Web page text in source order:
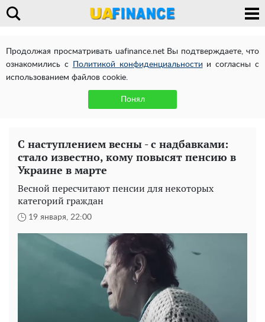
Продолжая просматривать uafinance.net Вы подтверждаете, что
ознакомились с
Политикой конфиденциальности и согласны с
использованием файлов cookie.
Понял
С наступлением весны - с надбавками:
стало известно, кому повысят пенсию в
Украине в марте
Весной пересчитают пенсии для некоторых
категорий граждан
19 января, 22:00